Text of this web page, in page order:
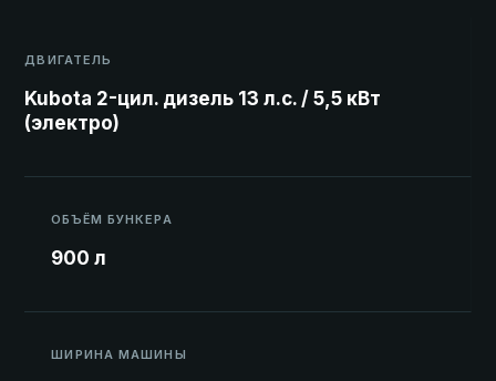
ДВИГАТЕЛЬ
Kubota 2-цил. дизель 13 л.с. / 5,5 кВт
(электро)
ОБЪЁМ БУНКЕРА
900 л
ШИРИНА МАШИНЫ